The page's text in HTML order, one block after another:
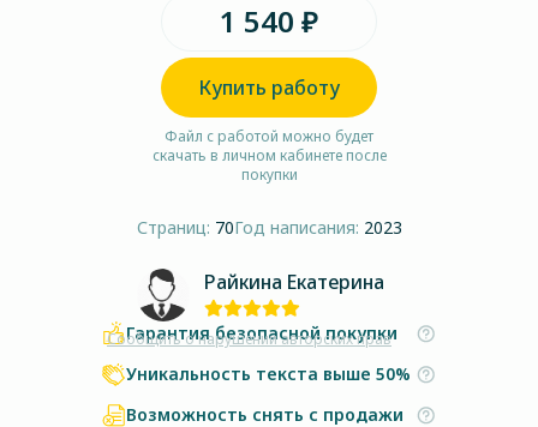
1 540 ₽
Купить работу
Файл с работой можно будет
скачать в личном кабинете после
покупки
Страниц: 70Год написания: 2023
Райкина Екатерина
Сообщить о нарушении авторских прав
Гарантия безопасной покупки
Уникальность текста выше 50%
Возможность снять с продажи